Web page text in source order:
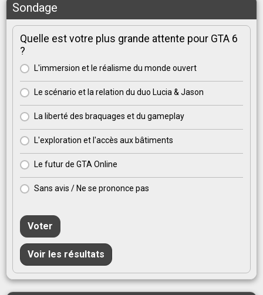
Sondage
Quelle est votre plus grande attente pour GTA 6
?
L'immersion et le réalisme du monde ouvert
Le scénario et la relation du duo Lucia & Jason
La liberté des braquages et du gameplay
L'exploration et l'accès aux bâtiments
Le futur de GTA Online
Sans avis / Ne se prononce pas
Voter
Voir les résultats